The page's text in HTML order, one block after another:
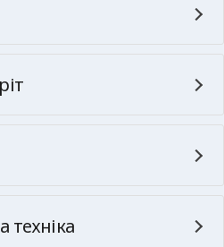
техніка